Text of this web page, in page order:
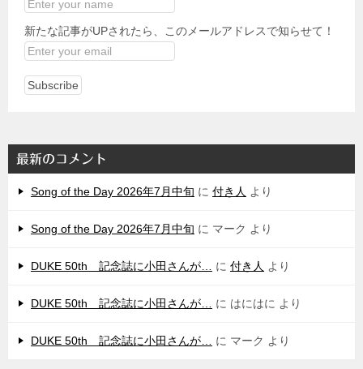
新たな記事がUPされたら、このメールアドレスで知らせて！
最新のコメント
Song of the Day 2026年7月中旬 に 付き人 より
Song of the Day 2026年7月中旬 に マーク より
DUKE 50th 記念誌に小田さんが… に 付き人 より
DUKE 50th 記念誌に小田さんが… に はにはに より
DUKE 50th 記念誌に小田さんが… に マーク より